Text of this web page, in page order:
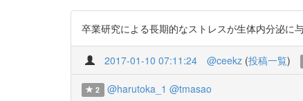
卒業研究による長期的なストレスが生体内分泌に
2017-01-10 07:11:24 @ceekz (投稿一覧)
2 @harutoka_1 @tmasao